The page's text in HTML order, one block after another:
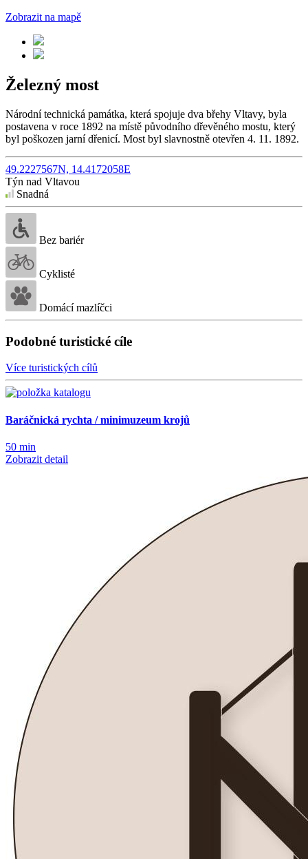
Zobrazit na mapě
Železný most
Národní technická památka, která spojuje dva břehy Vltavy, byla
postavena v roce 1892 na místě původního dřevěného mostu, který
byl poškozen jarní dřenicí. Most byl slavnostně otevřen 4. 11. 1892.
49.2227567N, 14.4172058E
Týn nad Vltavou
Snadná
Bez bariér
Cyklisté
Domácí mazlíčci
Podobné turistické cíle
Více turistických cílů
Baráčnická rychta / minimuzeum krojů
50 min
Zobrazit detail